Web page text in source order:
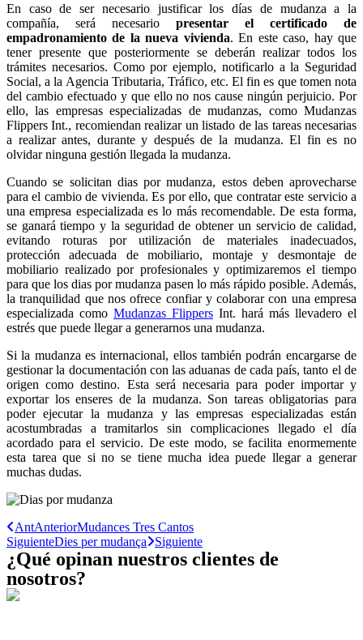
En caso de ser necesario justificar los días de mudanza a la
compañía, será necesario presentar el certificado de
empadronamiento de la nueva vivienda. En este caso, hay que
tener presente que posteriormente se deberán realizar todos los
trámites necesarios. Como por ejemplo, notificarlo a la Seguridad
Social, a la Agencia Tributaria, Tráfico, etc. El fin es que tomen nota
del cambio efectuado y que ello no nos cause ningún perjuicio. Por
ello, las empresas especializadas de mudanzas, como Mudanzas
Flippers Int., recomiendan realizar un listado de las tareas necesarias
a realizar antes, durante y después de la mudanza. El fin es no
olvidar ninguna gestión llegada la mudanza.
Cuando se solicitan dias por mudanza, estos deben aprovecharse
para el cambio de vivienda. Es por ello, que contratar este servicio a
una empresa especializada es lo más recomendable. De esta forma,
se ganará tiempo y la seguridad de obtener un servicio de calidad,
evitando roturas por utilización de materiales inadecuados,
protección adecuada de mobiliario, montaje y desmontaje de
mobiliario realizado por profesionales y optimizaremos el tiempo
para que los dias por mudanza pasen lo más rápido posible. Además,
la tranquilidad que nos ofrece confiar y colaborar con una empresa
especializada como Mudanzas Flippers Int. hará más llevadero el
estrés que puede llegar a generarnos una mudanza.
Si la mudanza es internacional, ellos también podrán encargarse de
gestionar la documentación con las aduanas de cada país, tanto el de
origen como destino. Esta será necesaria para poder importar y
exportar los enseres de la mudanza. Son tareas obligatorias para
poder ejecutar la mudanza y las empresas especializadas están
acostumbradas a tramitarlos sin complicaciones llegado el día
acordado para el servicio. De este modo, se facilita enormemente
esta tarea que si no se tiene mucha idea puede llegar a generar
muchas dudas.
AntAnteriorMudances Tres Cantos
SiguienteDies per mudança Siguiente
¿Qué opinan nuestros clientes de
nosotros?